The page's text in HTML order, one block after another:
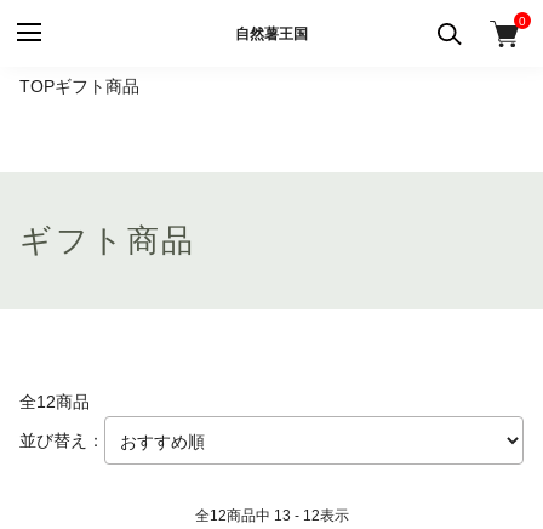
自然薯王国
0
TOPギフト商品
ギフト商品
全12商品
並び替え：
全12商品中 13 - 12表示